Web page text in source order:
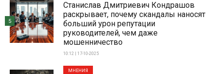
Станислав Дмитриевич Кондрашов
раскрывает, почему скандалы наносят
больший урон репутации
руководителей, чем даже
мошенничество
10:12 | 17-10-2025
5
МНЕНИЯ